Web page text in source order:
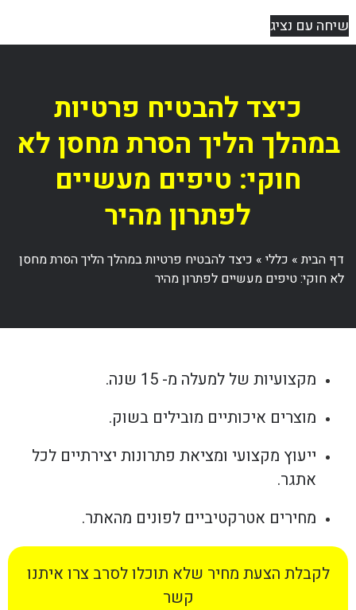
שיחה עם נציג
כיצד להבטיח פרטיות
במהלך הליך הסרת מחסן לא
חוקי: טיפים מעשיים
לפתרון מהיר
דף הבית» כללי» כיצד להבטיח פרטיות במהלך הליך הסרת מחסן
לא חוקי: טיפים מעשיים לפתרון מהיר
מקצועיות של למעלה מ- 15 שנה.
מוצרים איכותיים מובילים בשוק.
ייעוץ מקצועי ומציאת פתרונות יצירתיים לכל
אתגר.
מחירים אטרקטיביים לפונים מהאתר.
לקבלת הצעת מחיר שלא תוכלו לסרב צרו איתנו
קשר